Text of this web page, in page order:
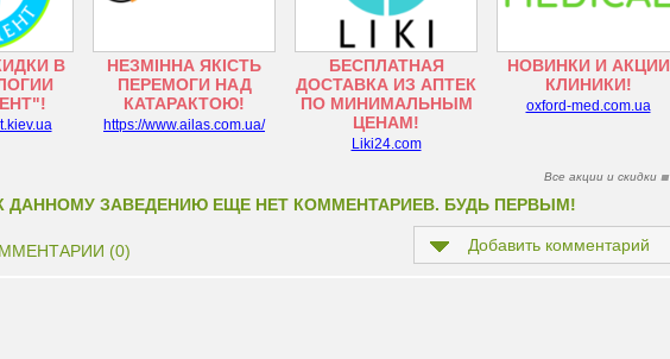
В
НЕЗМІННА ЯКІСТЬ
ПЕРЕМОГИ НАД
КАТАРАКТОЮ!
https://www.ailas.com.ua/
БЕСПЛАТНАЯ
ДОСТАВКА ИЗ АПТЕК
ПО МИНИМАЛЬНЫМ
ЦЕНАМ!
Liki24.com
НОВИНКИ И АКЦИИ
КЛИНИКИ!
oxford-med.com.ua
Все акции и скидки
ДАННОМУ ЗАВЕДЕНИЮ ЕЩЕ НЕТ КОММЕНТАРИЕВ. БУДЬ ПЕРВЫМ!
(0) Добавить комментарий